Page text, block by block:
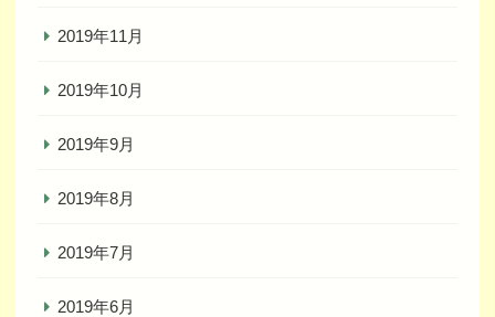
2019年11月
2019年10月
2019年9月
2019年8月
2019年7月
2019年6月